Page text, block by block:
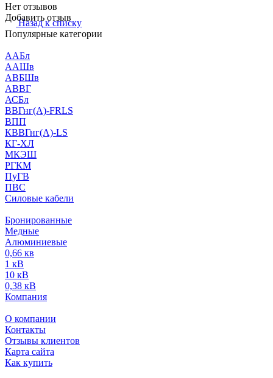
Нет отзывов
Добавить отзыв
Назад к списку
Популярные категории
ААБл
ААШв
АВБШв
АВВГ
АСБл
ВВГнг(А)-FRLS
ВПП
КВВГнг(А)-LS
КГ-ХЛ
МКЭШ
РГКМ
ПуГВ
ПВС
Силовые кабели
Бронированные
Медные
Алюминиевые
0,66 кв
1 кВ
10 кВ
0,38 кВ
Компания
О компании
Контакты
Отзывы клиентов
Карта сайта
Как купить